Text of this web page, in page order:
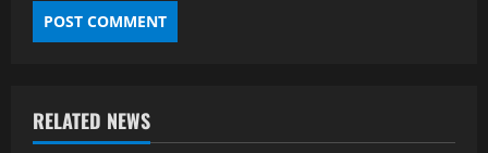
RELATED NEWS